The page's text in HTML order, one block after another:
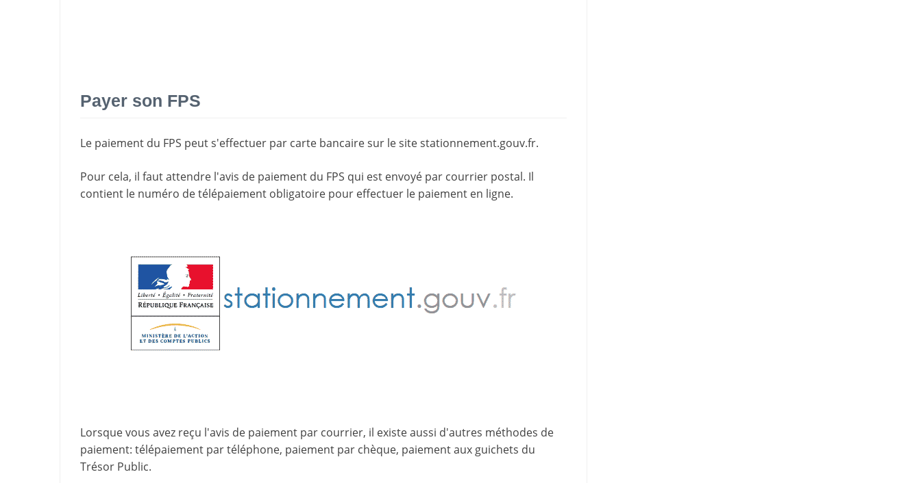
Payer son FPS
Le paiement du FPS peut s'effectuer par carte bancaire sur le sitestationnement.gouv.fr.
Pour cela, il faut attendre l'avis de paiement du FPS qui est envoyé par courrier postal. Il
contient le numéro de télépaiement obligatoire pour effectuer le paiement en ligne.
Lorsque vous avez reçu l'avis de paiement par courrier, il existe aussi d'autres méthodes de
paiement: télépaiement par téléphone, paiement par chèque, paiement aux guichets du
Trésor Public.